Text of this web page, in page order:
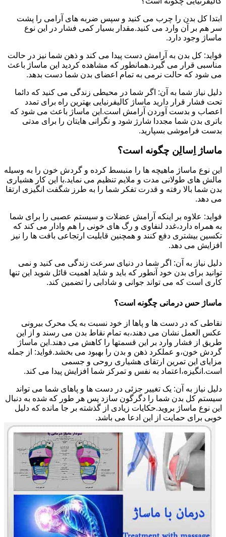
ابتدا کل بدن را چرب می کنید و سپس ضربه های آرامی را پشت
سر هم بر آن وارد می کنید.مقدار بسیار کمی فشار در این نوع
ماساژ وجود دارد.
فواید: کل بدن به آرامش دست پیدا می کند و ذهن شما نیز در حالت
مناسبی قرار می گیرد.همانطور که مشاهده کردید این ماساژ باعث
می شود که حالت نرمی به تمام اعضای بدن شما دست بدهد.
دلیل نیاز شما به آن: اگر شما در محیطی زندگی می کنید که دائما
تحت فشار قرار دارید ماساژ کالیفرنیایی بهترین راه برای تمدد
اعصاب و بدست آوردن آرامش است.این ماساژ باعث می شود که
باتری بدن شما مجددا شارژ شود و نگرانی هایتان را برای مدتی
بدست فراموشی بسپارید.
ماساژ اِسالِن چگونه است؟
این نوع ماساژ ماهیچه ها را منبسط کرده و گردش خون را به وسیله
مالش های طولانی مدت و ملایم تنظیم می نماید.با این کار هشیاری
بدن شما بالا رفته و قدرت تفکر شما را به طرز شگفت انگیزی ارتقا
می دهد.
فواید: علاوه بر اینکه آرامش عضلات و سیستم عصبی را برای شما
به همراه دارد،غدد لنفاوی و رگ های خونی را هم وادار می کند که
تکسین بیشتری دفع کنند و همچنین قابلیت ارتجاعی بافت ها را نیز
افزایش می دهد.
دلیل نیاز به آن: اگر شما در دنیای سرعت زندگی می کنید و نمی
توانید برای بدن خود آنطور که باید و شاید اهمیت قائل شوید این تنها
کاری است که می تواند جوانی و شادابی را تضمین کند.
ماساژ حس درمانی چگونه است؟
نقاطی که در دست ها و پاها از خود نسبت به یک محرک بیرونی
عکس العمل نشان می دهند،به تمام نقاط بدن می رسند و از این
طریق از فشار وارد بر این قسمتها را کاهش می دهند.این ماساژ
گردش خون،و عملکرد ذهن و بدن را بهبود می بخشد.فواید: از جمله
مزایای این تمرین ارتقای هشیاری روحی و جسمی
است.انگیزه،اعتماد به نفس و تمرکز شما افزایش پیدا می کند.
دلیل نیاز به آن: یک تغییر جزئی در دست ها و پاهای شما می تواند
سیستم کل بدن شما را دگرگون سازد پس هر طور که شده به دنبال
این نوع ماساژ بروید.حکایات زیادی از گذشته بر جا مانده که دلیل
خوبی برای حمایت از این ادعا می باشد.